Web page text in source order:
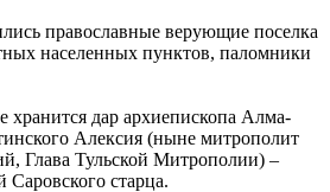
православные верующие поселка
населенных пунктов, паломники
дар архиепископа Алма-
Алексия (ныне митрополит
Глава Тульской Митрополии) –
старца.